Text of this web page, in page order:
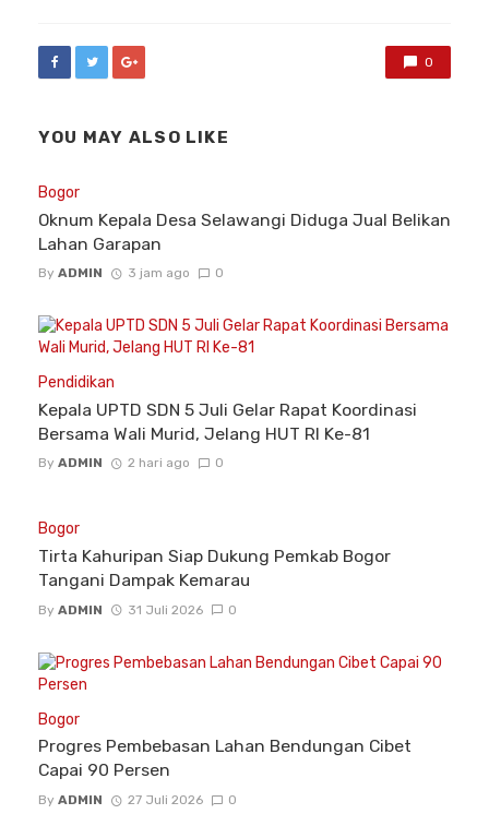
0
YOU MAY ALSO LIKE
Bogor
Oknum Kepala Desa Selawangi Diduga Jual Belikan
Lahan Garapan
By ADMIN 3 jam ago 0
Pendidikan
Kepala UPTD SDN 5 Juli Gelar Rapat Koordinasi
Bersama Wali Murid, Jelang HUT RI Ke-81
By ADMIN 2 hari ago 0
Bogor
Tirta Kahuripan Siap Dukung Pemkab Bogor
Tangani Dampak Kemarau
By ADMIN 31 Juli 2026 0
Bogor
Progres Pembebasan Lahan Bendungan Cibet
Capai 90 Persen
By ADMIN 27 Juli 2026 0